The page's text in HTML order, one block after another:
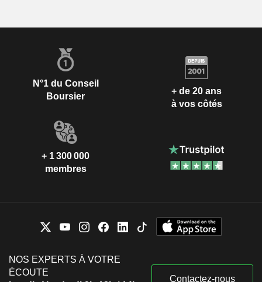
N°1 du Conseil
Boursier
+ de 20 ans
à vos côtés
+ 1 300 000
membres
NOS EXPERTS À VOTRE
ÉCOUTE
Contactez-nous